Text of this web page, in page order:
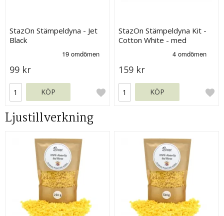
StazOn Stämpeldyna - Jet
Black
99 kr
KÖP
StazOn Stämpeldyna Kit -
Cotton White - med
159 kr
KÖP
Ljustillverkning